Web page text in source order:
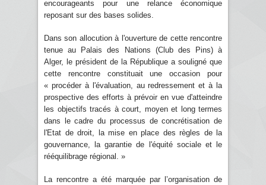
encourageants pour une relance économique
reposant sur des bases solides.
Dans son allocution à l'ouverture de cette rencontre
tenue au Palais des Nations (Club des Pins) à
Alger, le président de la République a souligné que
cette rencontre constituait une occasion pour
« procéder à l'évaluation, au redressement et à la
prospective des efforts à prévoir en vue d'atteindre
les objectifs tracés à court, moyen et long termes
dans le cadre du processus de concrétisation de
l'Etat de droit, la mise en place des règles de la
gouvernance, la garantie de l'équité sociale et le
rééquilibrage régional. »
La rencontre a été marquée par l’organisation de